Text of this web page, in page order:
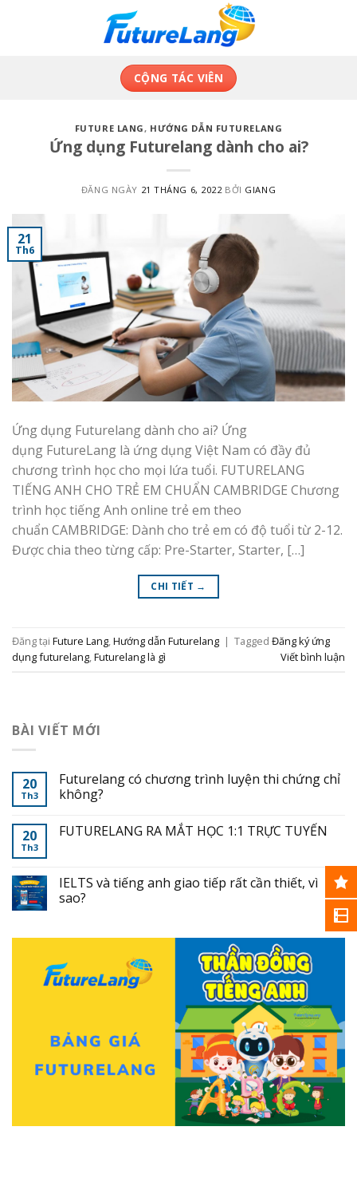
CỘNG TÁC VIÊN
FUTURE LANG, HƯỚNG DẪN FUTURELANG
Ứng dụng Futurelang dành cho ai?
ĐĂNG NGÀY 21 THÁNG 6, 2022 BỞI GIANG
21
Th6
Ứng dụng Futurelang dành cho ai? Ứng
dụng FutureLang là ứng dụng Việt Nam có đầy đủ
chương trình học cho mọi lứa tuổi. FUTURELANG
TIẾNG ANH CHO TRẺ EM​ CHUẨN CAMBRIDGE Chương
trình học tiếng Anh online trẻ em theo
chuẩn CAMBRIDGE: Dành cho trẻ em có độ tuổi từ 2-12.
Được chia theo từng cấp: Pre-Starter, Starter, […]
CHI TIẾT →
Đăng tại Future Lang,Hướng dẫn Futurelang | Tagged Đăng ký ứng
dụng futurelang,Futurelang là gì Viết bình luận
BÀI VIẾT MỚI
20
Th3
Futurelang có chương trình luyện thi chứng chỉ
không?
20
Th3
FUTURELANG RA MẮT HỌC 1:1 TRỰC TUYẾN
IELTS và tiếng anh giao tiếp rất cần thiết, vì
sao?